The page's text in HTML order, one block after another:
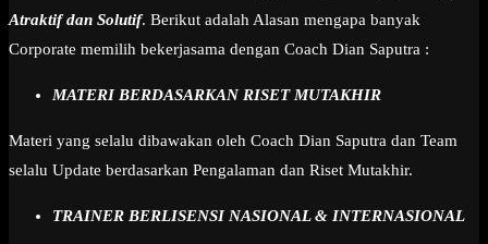
Atraktif dan Solutif. Berikut adalah Alasan mengapa banyak
Corporate memilih bekerjasama dengan Coach Dian Saputra :
MATERI BERDASARKAN RISET MUTAKHIR
Materi yang selalu dibawakan oleh Coach Dian Saputra dan Team
selalu Update berdasarkan Pengalaman dan Riset Mutakhir.
TRAINER BERLISENSI NASIONAL & INTERNASIONAL